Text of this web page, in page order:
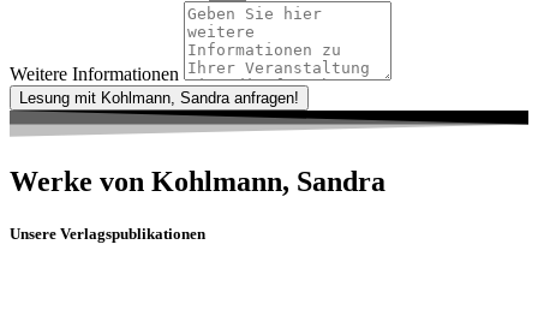
Weitere Informationen
Lesung mit Kohlmann, Sandra anfragen!
Werke von Kohlmann, Sandra
Unsere Verlagspublikationen